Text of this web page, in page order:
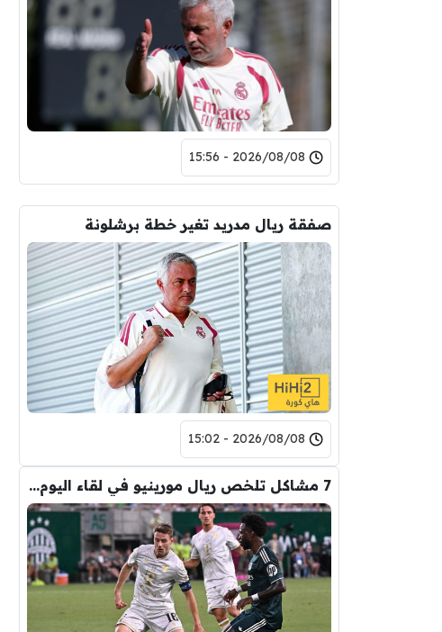
2026/08/08 - 15:56
صفقة ريال مدريد تغير خطة برشلونة
2026/08/08 - 15:02
7 مشاكل تلخص ريال مورينيو في لقاء اليوم امام فيرينكفاروش